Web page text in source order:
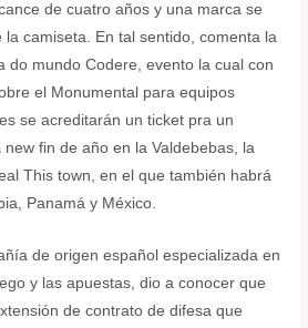
de cuatro años y una marca se
la camiseta. En tal sentido, comenta la
do mundo Codere, evento la cual con
el Monumental para equipos
se acreditarán un ticket pra un
fin de año en la Valdebebas, la
This town, en el que también habrá
Panamá y México.
de origen español especializada en
y las apuestas, dio a conocer que
de contrato de difesa que